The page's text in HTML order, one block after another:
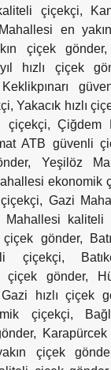
çiçekçi,
en
çiçek gönder,
hızlı çiçek
Keklikpınarı
,Yakacık hızlı
çiçekçi,Çiğdem
ATB güvenli
, Yeşilöz
ekonomik
, Gazi
Mahallesi kaliteli
gönder,
çiçekçi,
çiçek gönder,
hızlı çiçek
çiçekçi,
,
çiçek